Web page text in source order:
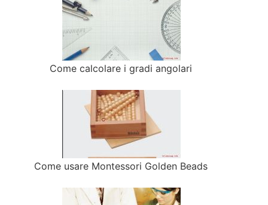
Come calcolare i gradi angolari
Come usare Montessori Golden Beads